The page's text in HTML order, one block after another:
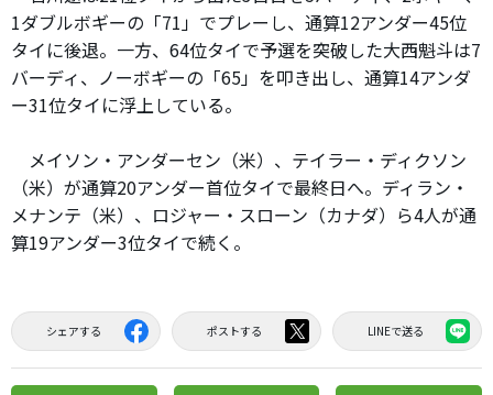
1ダブルボギーの「71」でプレーし、通算12アンダー45位
タイに後退。一方、64位タイで予選を突破した大西魁斗は7
バーディ、ノーボギーの「65」を叩き出し、通算14アンダ
ー31位タイに浮上している。
メイソン・アンダーセン（米）、テイラー・ディクソン
（米）が通算20アンダー首位タイで最終日へ。ディラン・
メナンテ（米）、ロジャー・スローン（カナダ）ら4人が通
算19アンダー3位タイで続く。
シェアする ポストする LINEで送る